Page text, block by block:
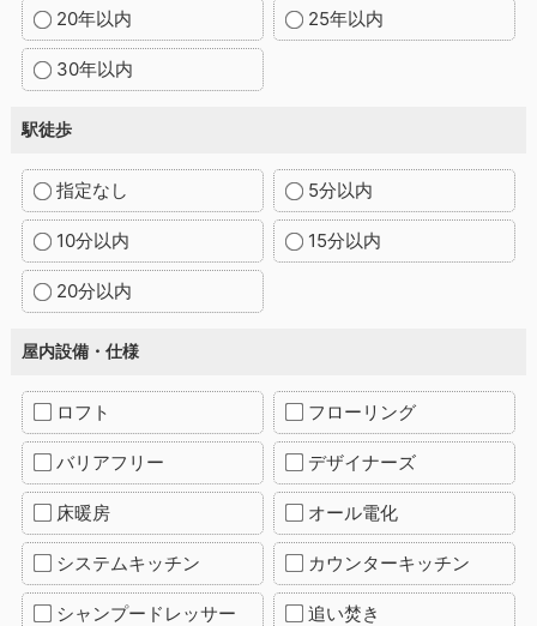
20年以内 25年以内
30年以内
駅徒歩
指定なし 5分以内
10分以内 15分以内
20分以内
屋内設備・仕様
ロフト フローリング
バリアフリー デザイナーズ
床暖房 オール電化
システムキッチン カウンターキッチン
シャンプードレッサー 追い焚き